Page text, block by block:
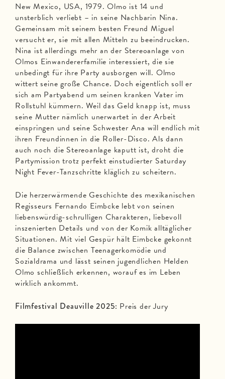
New Mexico, USA, 1979. Olmo ist 14 und
unsterblich verliebt – in seine Nachbarin Nina.
Gemeinsam mit seinem besten Freund Miguel
versucht er, sie mit allen Mitteln zu beeindrucken.
Nina ist allerdings mehr an der Stereoanlage von
Olmos Einwandererfamilie interessiert, die sie
unbedingt für ihre Party ausborgen will. Olmo
wittert seine große Chance. Doch eigentlich soll er
sich am Partyabend um seinen kranken Vater im
Rollstuhl kümmern. Weil das Geld knapp ist, muss
seine Mutter nämlich unerwartet in der Arbeit
einspringen und seine Schwester Ana will endlich mit
ihren Freundinnen in die Roller-Disco. Als dann
auch noch die Stereoanlage kaputt ist, droht die
Partymission trotz perfekt einstudierter Saturday
Night Fever-Tanzschritte kläglich zu scheitern.
Die herzerwärmende Geschichte des mexikanischen
Regisseurs Fernando Eimbcke lebt von seinen
liebenswürdig-schrulligen Charakteren, liebevoll
inszenierten Details und von der Komik alltäglicher
Situationen. Mit viel Gespür hält Eimbcke gekonnt
die Balance zwischen Teenagerkomödie und
Sozialdrama und lässt seinen jugendlichen Helden
Olmo schließlich erkennen, worauf es im Leben
wirklich ankommt.
Filmfestival Deauville 2025: Preis der Jury